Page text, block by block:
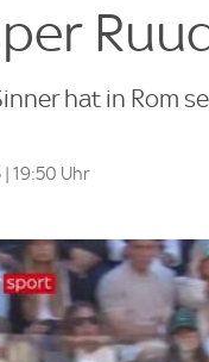
hat in Rom
19:50 Uhr